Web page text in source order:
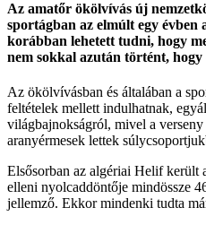
Az amatőr ökölvívás új
sportágban az elmúlt egy
korábban lehetett tudni, hogy
nem sokkal azután történt,
Az ökölvívásban és általában a
feltételek mellett indulhatnak,
világbajnokságról, mivel a
aranyérmesek lettek
Elsősorban az algériai Helif került
elleni nyolcaddöntője mindössze
jellemző. Ekkor mindenki tudta